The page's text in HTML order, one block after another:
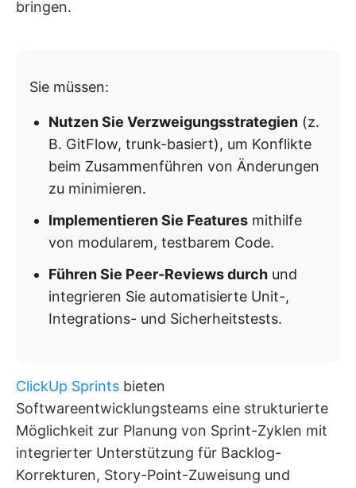
bringen.
Sie müssen:
Nutzen Sie Verzweigungsstrategien (z.
B. GitFlow, trunk-basiert), um Konflikte
beim Zusammenführen von Änderungen
zu minimieren.
Implementieren Sie Features mithilfe
von modularem, testbarem Code.
Führen Sie Peer-Reviews durch und
integrieren Sie automatisierte Unit-,
Integrations- und Sicherheitstests.
ClickUp Sprints bieten
Softwareentwicklungsteams eine strukturierte
Möglichkeit zur Planung von Sprint-Zyklen mit
integrierter Unterstützung für Backlog-
Korrekturen, Story-Point-Zuweisung und